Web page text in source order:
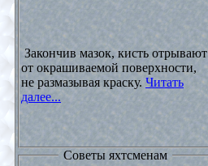
Закончив мазок, кисть отрывают
от окрашиваемой поверхности,
не размазывая краску. Читать
далее...
Советы яхтсменам